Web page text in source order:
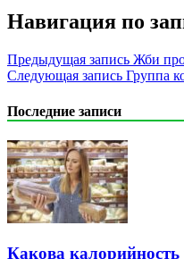
Навигация по
Предыдущая запись Жби
Следующая запись Группа
Последние записи
Какова калорийность